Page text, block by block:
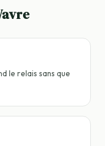
le relais sans que